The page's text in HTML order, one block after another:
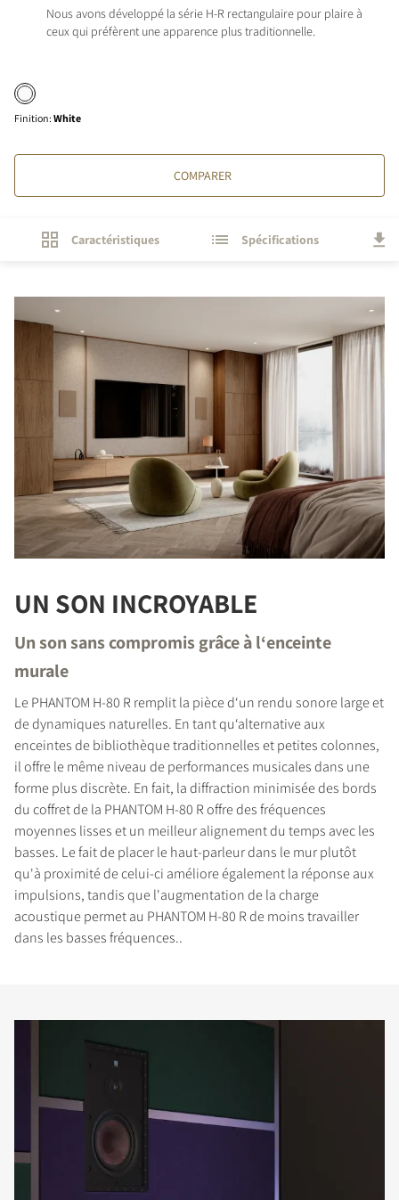
Nous avons développé la série H-R rectangulaire pour plaire à
ceux qui préfèrent une apparence plus traditionnelle.
Finition: White
COMPARER
Caractéristiques Spécifications
UN SON INCROYABLE
Un son sans compromis grâce à l‘enceinte
murale
Le PHANTOM H-80 R remplit la pièce d‘un rendu sonore large et
de dynamiques naturelles. En tant qu‘alternative aux
enceintes de bibliothèque traditionnelles et petites colonnes,
il offre le même niveau de performances musicales dans une
forme plus discrète. En fait, la diffraction minimisée des bords
du coffret de la PHANTOM H-80 R offre des fréquences
moyennes lisses et un meilleur alignement du temps avec les
basses. Le fait de placer le haut-parleur dans le mur plutôt
qu'à proximité de celui-ci améliore également la réponse aux
impulsions, tandis que l'augmentation de la charge
acoustique permet au PHANTOM H-80 R de moins travailler
dans les basses fréquences..